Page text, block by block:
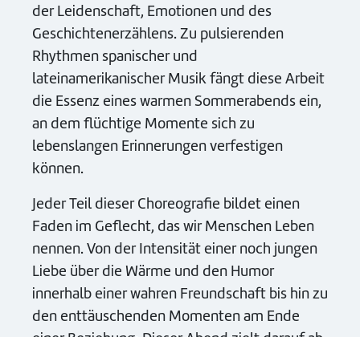
der Leidenschaft, Emotionen und des
Geschichtenerzählens. Zu pulsierenden
Rhythmen spanischer und
lateinamerikanischer Musik fängt diese Arbeit
die Essenz eines warmen Sommerabends ein,
an dem flüchtige Momente sich zu
lebenslangen Erinnerungen verfestigen
können.
Jeder Teil dieser Choreografie bildet einen
Faden im Geflecht, das wir Menschen Leben
nennen. Von der Intensität einer noch jungen
Liebe über die Wärme und den Humor
innerhalb einer wahren Freundschaft bis hin zu
den enttäuschenden Momenten am Ende